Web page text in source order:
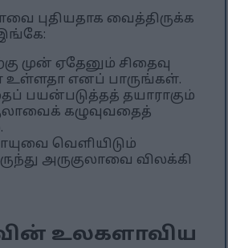
புதியதாக வைத்திருக்க
இங்கே:
முன் ஏதேனும் சிதைவு
உள்ளதா எனப் பாருங்கள்.
பயன்படுத்தத் தயாராகும்
கழுவுவதைத்
வெளியிடும்
அருகுலாவை விலக்கி
உலகளாவிய